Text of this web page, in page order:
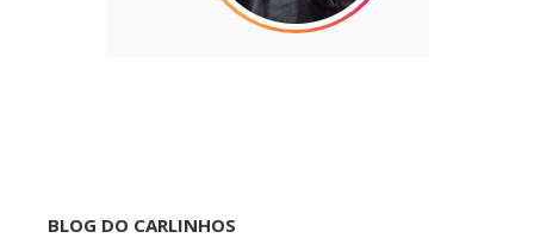
BLOG DO CARLINHOS